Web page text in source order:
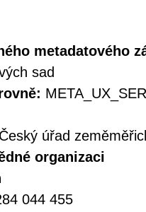
metadatového
sad
Český úřad
organizaci
044 455